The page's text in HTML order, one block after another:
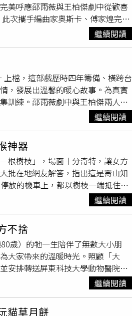
又帶點調皮，總以獨特方式「考
能近距離餵食並照顧生活起居。
美呼應邵雨薇與王柏傑劇中從歡喜
而柔和，就像整部戲的色調與壽山
因此追求如陽光般自然存在。許哲
參加殺青酒，導演當時笑說『到時
大。」片尾曲〈追逐，然後跳
，一種關係還懸在半空閃爍、卻又
元素，這個創意來自收到合作邀約
的拉扯追逐感」，將職場戀愛中試
繼續閱讀
檔，這部戲歷時四年籌備、橫跨台
，發展出溫馨的暖心故事。為真實
訓練。邵雨薇劇中與王柏傑兩人從
此的堅持與溫柔。邵雨薇分享：
勇氣，希望觀眾也能在這個故事
面對生命，擔任動物園保育員不只
場愛情故事。」王柏傑透過角色
繼續閱讀
神器
根樹枝」，場面十分奇特，讓女方
批在地網友解答，指出這是壽山知
放的機車上，都以樹枝一端抵住龍
仿其他人，也找來一根樹枝卡好後
紛出面解答：「那是防猴子的
從車頂串來串去」、「我親眼看過
屎。放個棍子基本上他們就沒辦
）更有苦主分享親身經歷，
無奈表示：「回來一看，我車廂
真的非常聰明，親眼看過猴子自己
，提到在泰國某山區景點，當地停
，再度證明防猴措施千奇百怪、因
繼續閱讀
不捨
歲）的牠一生陪伴了無數大小朋
大家帶來的溫暖時光。照顧「大
安排轉送屏東科技大學動物醫院進
獸醫再次檢查時發現已有血樣腹
圖／翻攝自臉書，Shou Shan Zoo
繼續閱讀
貓草月餅